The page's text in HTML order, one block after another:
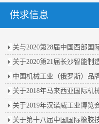
供求信息
关与2020第28届中国西部国
关于2020第21届长沙智能制
中国机械工业（俄罗斯）品
关于2018年马来西亚国际机
关于2019年汉诺威工业博览
关于第十八届中国国际橡胶